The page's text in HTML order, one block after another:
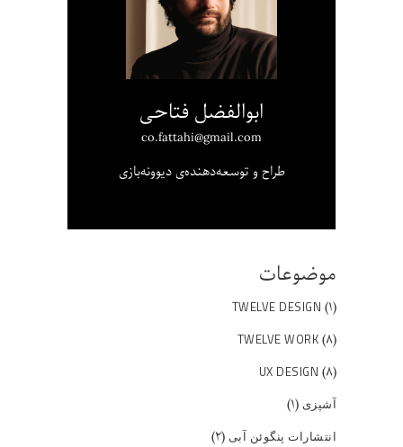
ابوالفضل فتاحی
co.fattahi@gmail.com
طراح و توسعه‌دهنده‌ی دیوونه‌بازی
موضوعات
TWELVE DESIGN (۱)
TWELVE WORK (۸)
UX DESIGN (۸)
آشپزی (۱)
انتشارات پنگوئن آبی (۲)